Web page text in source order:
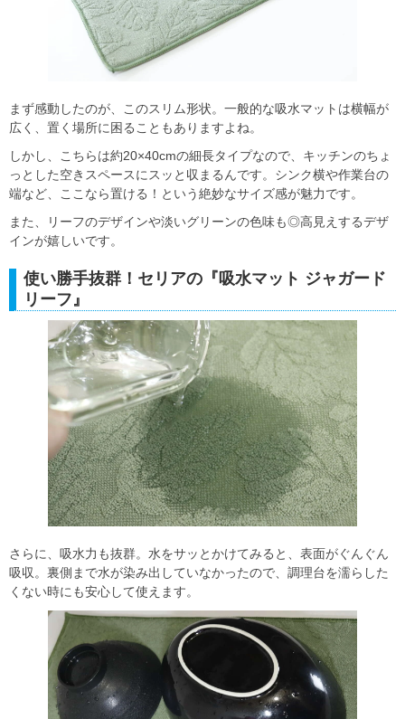
まず感動したのが、このスリム形状。一般的な吸水マットは横幅が
広く、置く場所に困ることもありますよね。
しかし、こちらは約20×40cmの細長タイプなので、キッチンのちょ
っとした空きスペースにスッと収まるんです。シンク横や作業台の
端など、ここなら置ける！という絶妙なサイズ感が魅力です。
また、リーフのデザインや淡いグリーンの色味も◎高見えするデザ
インが嬉しいです。
使い勝手抜群！セリアの『吸水マット ジャガード
リーフ』
さらに、吸水力も抜群。水をサッとかけてみると、表面がぐんぐん
吸収。裏側まで水が染み出していなかったので、調理台を濡らした
くない時にも安心して使えます。